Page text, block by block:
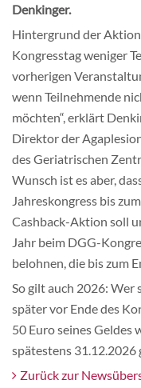
Denkinger.
Hintergrund der
Kongresstag weniger
vorherigen
wenn Teilnehmende
möchten“, erklärt
Direktor der
des Geriatrischen
Wunsch ist es aber,
Jahreskongress bis
Cashback-Aktion soll
Jahr beim DGG-
belohnen, die bis zum
So gilt auch 2026:
später vor Ende des
50 Euro seines Geldes
spätestens 31.12.2026
Zurück zur